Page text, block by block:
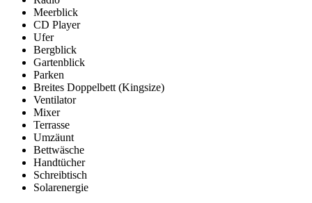
Meerblick
CD Player
Ufer
Bergblick
Gartenblick
Parken
Breites Doppelbett (Kingsize)
Ventilator
Mixer
Terrasse
Umzäunt
Bettwäsche
Handtücher
Schreibtisch
Solarenergie